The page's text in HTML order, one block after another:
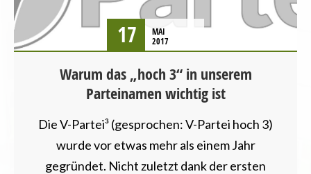
17
MAI
2017
Warum das „hoch 3“ in unserem
Parteinamen wichtig ist
Die V-Partei³ (gesprochen: V-Partei hoch 3)
wurde vor etwas mehr als einem Jahr
gegründet. Nicht zuletzt dank der ersten